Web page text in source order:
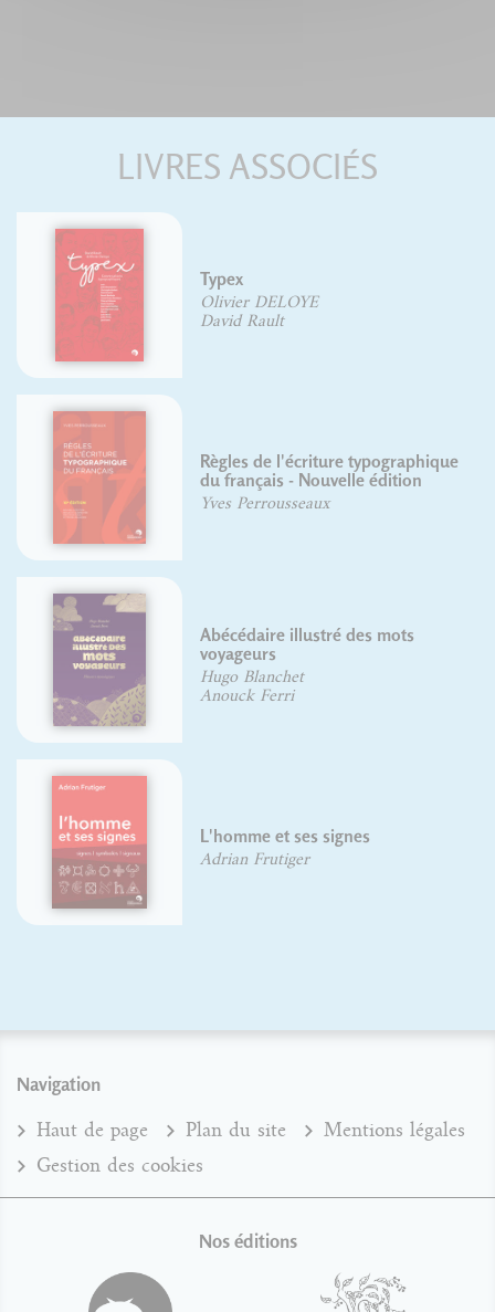
LIVRES ASSOCIÉS
Typex
Olivier DELOYE
David Rault
Règles de l'écriture typographique
du français - Nouvelle édition
Yves Perrousseaux
Abécédaire illustré des mots
voyageurs
Hugo Blanchet
Anouck Ferri
L'homme et ses signes
Adrian Frutiger
Navigation
Haut de page Plan du site
Mentions légales
Gestion des cookies
Nos éditions